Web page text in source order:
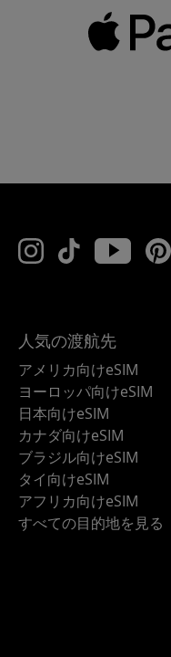
人気の渡航先
アメリカ向けeSIM
ヨーロッパ向けeSIM
日本向けeSIM
カナダ向けeSIM
ブラジル向けeSIM
タイ向けeSIM
アフリカ向けeSIM
すべての目的地を見る